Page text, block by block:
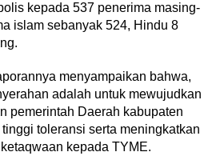
kepada 537 penerima masing-
islam sebanyak 524, Hindu 8
menyampaikan bahwa,
adalah untuk mewujudkan
pemerintah Daerah kabupaten
toleransi serta meningkatkan
kepada TYME.